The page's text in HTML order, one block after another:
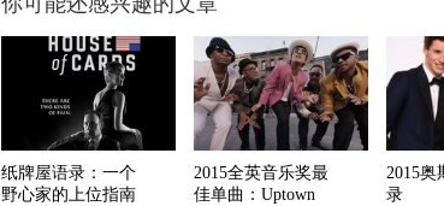
纸牌屋语录：一个
野心家的上位指南
2015全英音乐奖最
佳单曲：Uptown
2015奥
录